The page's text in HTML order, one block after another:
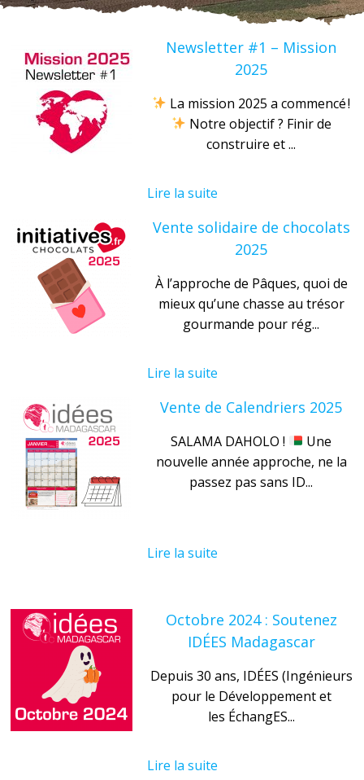
Newsletter #1 – Mission
2025
La mission 2025 a commencé !
Notre objectif ? Finir de
construire et ...
Lire la suite
Vente solidaire de chocolats
2025
À l’approche de Pâques, quoi de
mieux qu’une chasse au trésor
gourmande pour rég...
Lire la suite
Vente de Calendriers 2025
SALAMA DAHOLO !
Une
nouvelle année approche, ne la
passez pas sans ID...
Lire la suite
Octobre 2024 : Soutenez
IDÉES Madagascar
Depuis 30 ans, IDÉES (Ingénieurs
pour le Développement et
les ÉchangES...
Lire la suite